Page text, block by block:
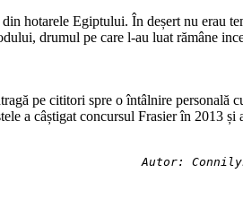
hotarele Egiptului. În deșert nu erau
drumul pe care l-au luat rămâne
pe cititori spre o întâlnire personală
a câștigat concursul Frasier în 2013 și
Autor: